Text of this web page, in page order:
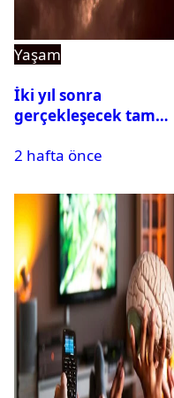
Yaşam
İki yıl sonra
gerçekleşecek tam
oteller şimdiden doldu
2 hafta önce